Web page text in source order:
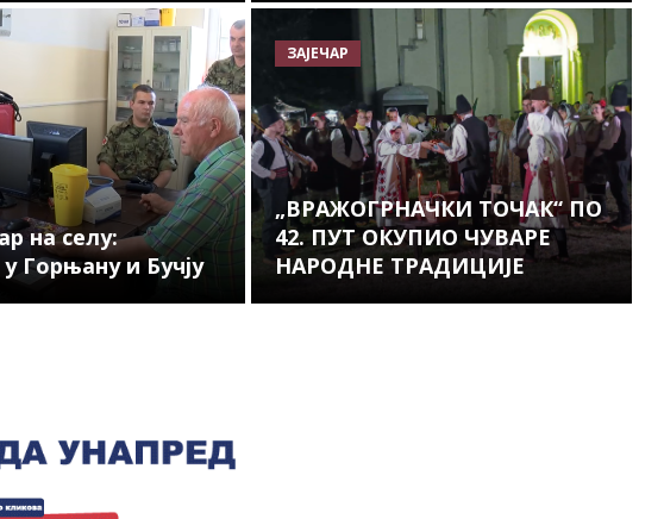
на селу:
Горњану и Бучју
ЗАЈЕЧАР
„ВРАЖОГРНАЧКИ ТОЧАК“ ПО
42. ПУТ ОКУПИО ЧУВАРЕ
НАРОДНЕ ТРАДИЦИЈЕ